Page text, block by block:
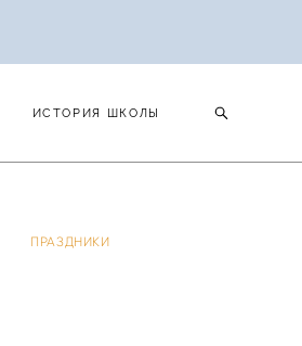
ИСТОРИЯ ШКОЛЫ
ПРАЗДНИКИ